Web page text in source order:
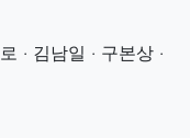
· 김남일 · 구본상 ·